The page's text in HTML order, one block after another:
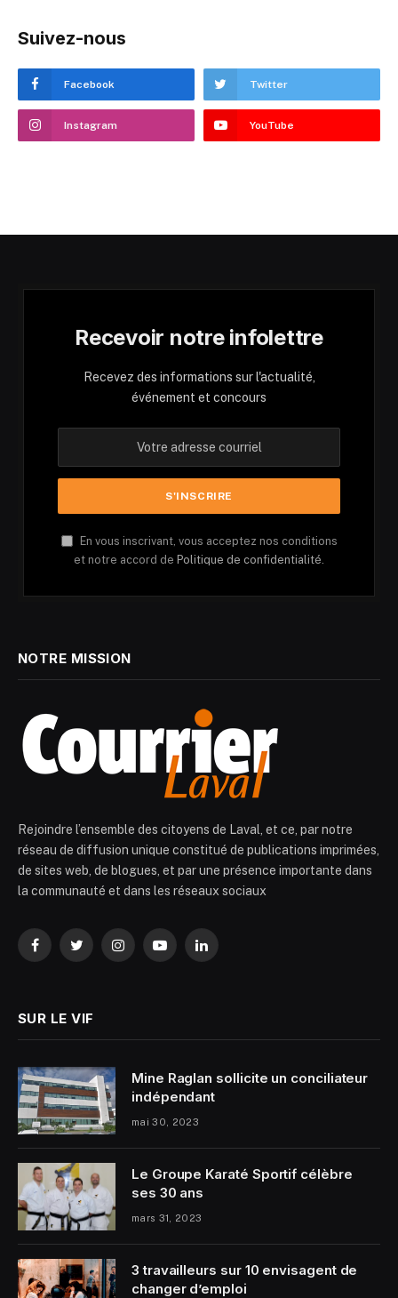
Suivez-nous
Facebook Twitter
Instagram YouTube
Recevoir notre infolettre
Recevez des informations sur l'actualité,
événement et concours
En vous inscrivant, vous acceptez nos conditions
et notre accord de Politique de confidentialité.
NOTRE MISSION
Rejoindre l’ensemble des citoyens de Laval, et ce, par notre
réseau de diffusion unique constitué de publications imprimées,
de sites web, de blogues, et par une présence importante dans
la communauté et dans les réseaux sociaux
FacebookTwitterInstagramYouTubeLinkedIn
SUR LE VIF
Mine Raglan sollicite un conciliateur
indépendant
mai 30, 2023
Le Groupe Karaté Sportif célèbre
ses 30 ans
mars 31, 2023
3 travailleurs sur 10 envisagent de
changer d’emploi